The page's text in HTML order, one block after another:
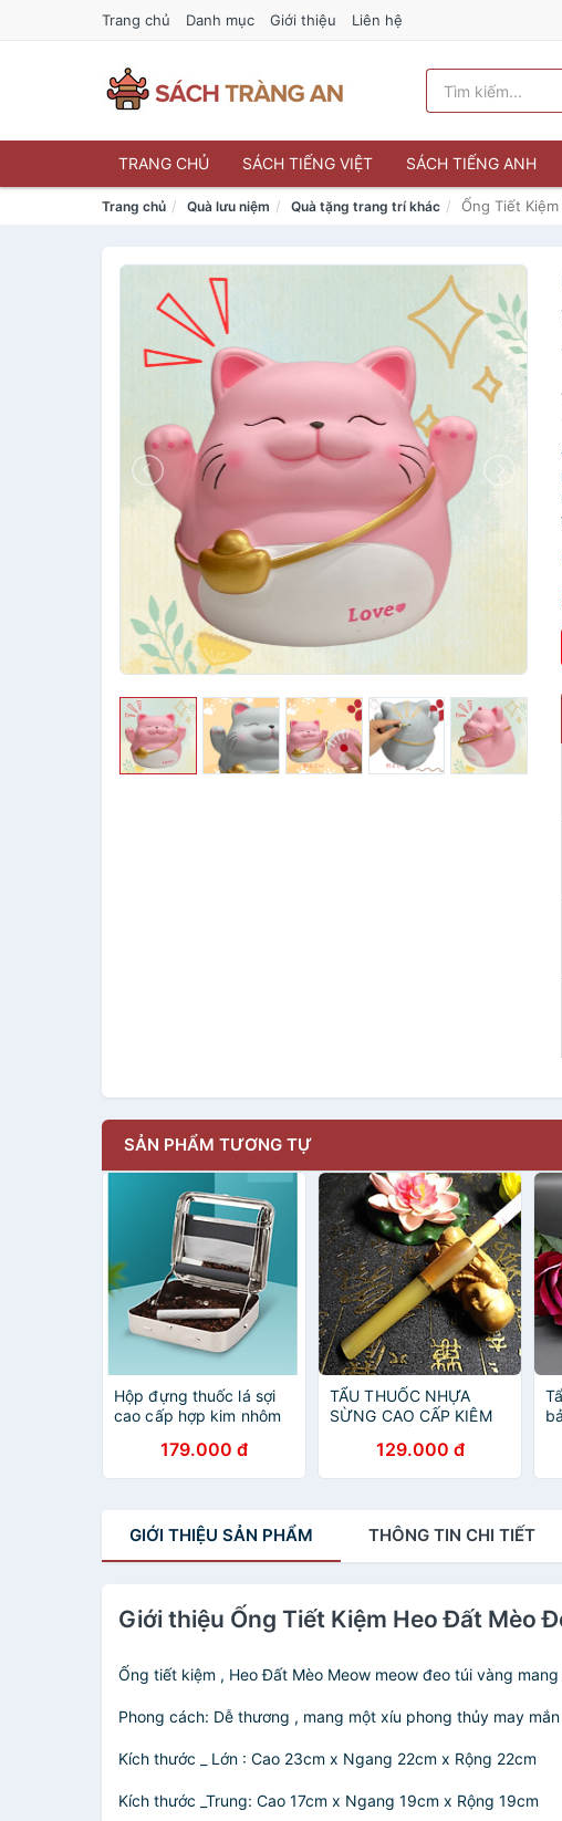
Trang chủ Danh mục Giới thiệu Liên hệ
TRANG CHỦ SÁCH TIẾNG VIỆT SÁCH TIẾNG ANH
Trang chủ Quà lưu niệm Quà tặng trang trí khác Ống Tiết
SẢN PHẨM TƯƠNG TỰ
Hộp đựng thuốc lá sợi
cao cấp hợp kim nhôm
179.000 đ
TẨU THUỐC NHỰA
SỪNG CAO CẤP KIÊM
SỨC KHỎE129.000 đ
GIỚI THIỆU SẢN PHẨM THÔNG TIN CHI TIẾT
Giới thiệu Ống Tiết Kiệm Heo Đất Mèo
Ống tiết kiệm , Heo Đất Mèo Meow meow đeo túi vàng
Phong cách: Dễ thương , mang một xíu phong thủy may
Kích thước _ Lớn : Cao 23cm x Ngang 22cm x Rộng 22cm
Kích thước _Trung: Cao 17cm x Ngang 19cm x Rộng 19cm